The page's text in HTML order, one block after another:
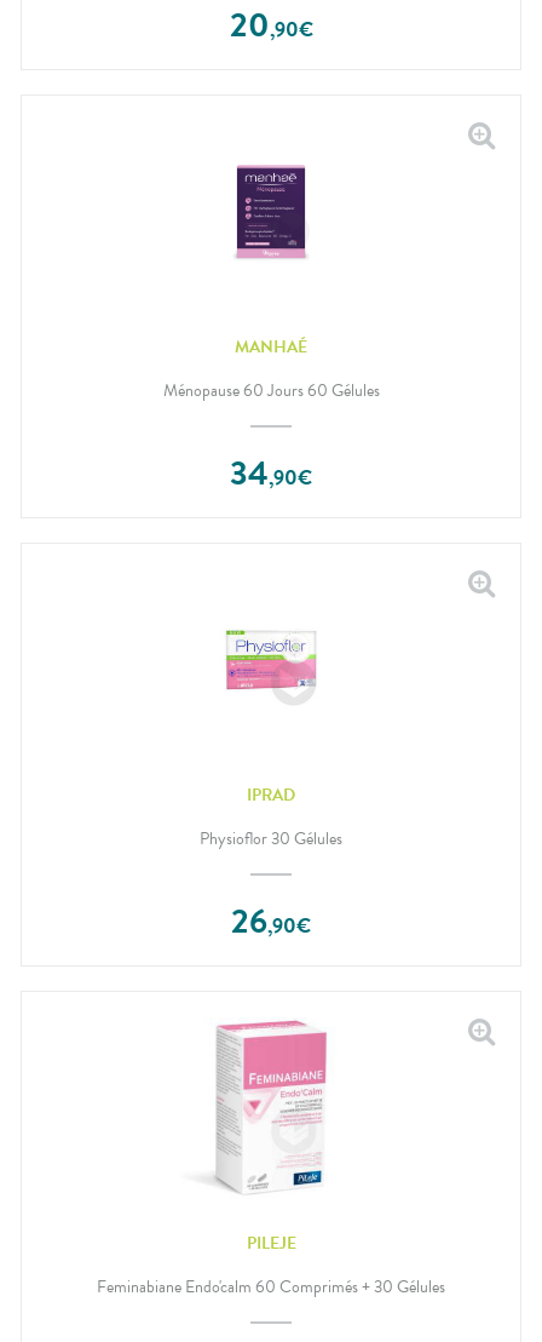
20,90€
MANHAÉ
Ménopause 60 Jours 60 Gélules
34,90€
IPRAD
Physioflor 30 Gélules
26,90€
PILEJE
Feminabiane Endo'calm 60 Comprimés + 30 Gélules